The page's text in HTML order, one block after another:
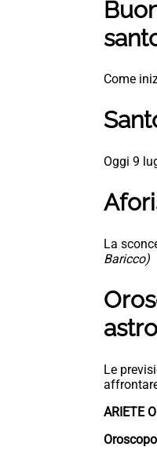
Come
Oggi 9
La
Baricco)
Le
ARIETE